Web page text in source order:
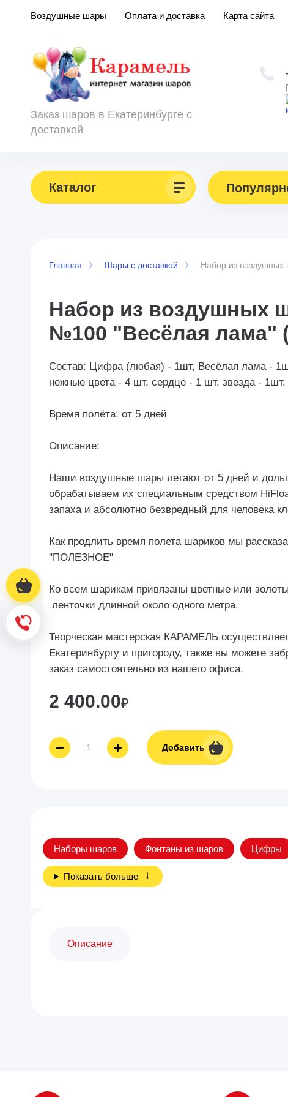
Воздушные шары Оплата и доставка Карта сайта
Заказ шаров в Екатеринбурге с
доставкой
Каталог
Главная Шары с доставкой Набор из
Набор из воздушных
№100 "Весёлая лама"
Состав: Цифра (любая) - 1шт, Весёлая лама -
нежные цвета - 4 шт, сердце - 1 шт, звезда - 1шт.
Время полёта: от 5 дней
Описание:
Наши воздушные шары летают от 5 дней и
обрабатываем их специальным средством
запаха и абсолютно безвредный для человека
Как продлить время полета шариков мы
"ПОЛЕЗНОЕ"
Ко всем шарикам привязаны цветные или
ленточки длинной около одного метра.
Творческая мастерская КАРАМЕЛЬ
Екатеринбургу и пригороду, также вы можете
заказ самостоятельно из нашего офиса.
2 400.00₽
Добавить
Наборы шаров Фонтаны из шаров Цифры
Показать больше
Описание
Корзина
Корзина